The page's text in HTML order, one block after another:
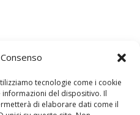
tecnologie come i cookie
del dispositivo. Il
di elaborare dati come il